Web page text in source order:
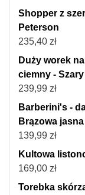
Shopper z
Peterson
235,40 zł
Duży worek
ciemny -
239,99 zł
Barberini's -
Brązowa jasna
139,99 zł
Kultowa
169,00 zł
Torebka